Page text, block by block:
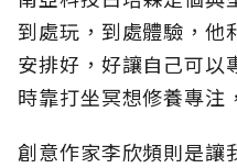
到處玩，到處體驗，他
安排好，好讓自己可以
時靠打坐冥想修養專注
創意作家李欣頻則是讓